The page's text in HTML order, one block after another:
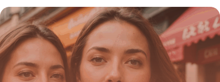
Weidmann : entre luxe d’hier et déclin
d’aujourd’hui
18 août 2025